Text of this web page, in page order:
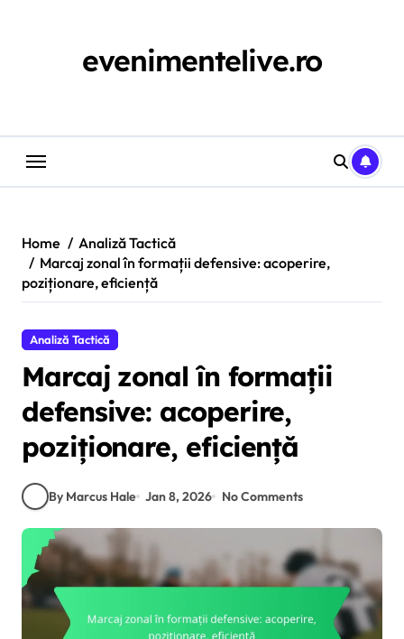
evenimentelive.ro
Home
Analiză Tactică
Marcaj zonal în formații defensive: acoperire,
poziționare, eficiență
Analiză Tactică
Marcaj zonal în formații
defensive: acoperire,
poziționare, eficiență
By Marcus Hale Jan 8, 2026 No Comments